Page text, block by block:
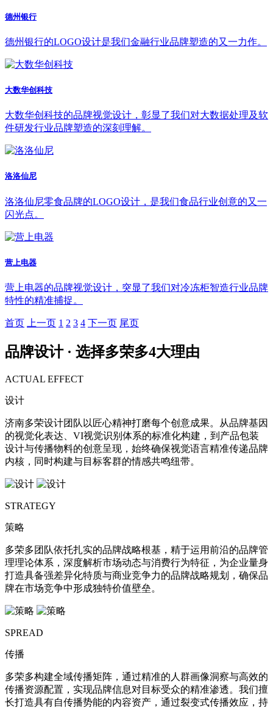
德州银行
德州银行的LOGO设计是我们金融行业品牌塑造的又一力作。
大数华创科技
大数华创科技的品牌视觉设计，彰显了我们对大数据处理及软
件研发行业品牌塑造的深刻理解。
洛洛仙尼
洛洛仙尼零食品牌的LOGO设计，是我们食品行业创意的又一
闪光点。
营上电器
营上电器的品牌视觉设计，突显了我们对冷冻柜智造行业品牌
特性的精准捕捉。
首页 上一页 1 2 3 4 下一页 尾页
品牌设计 · 选择多荣多4大理由
ACTUAL EFFECT
设计
济南多荣设计团队以匠心精神打磨每个创意成果。从品牌基因
的视觉化表达、VI视觉识别体系的标准化构建，到产品包装
设计与传播物料的创意呈现，始终确保视觉语言精准传递品牌
内核，同时构建与目标客群的情感共鸣纽带。
STRATEGY
策略
多荣多团队依托扎实的品牌战略根基，精于运用前沿的品牌管
理理论体系，深度解析市场动态与消费行为特征，为企业量身
打造具备强差异化特质与商业竞争力的品牌战略规划，确保品
牌在市场竞争中形成独特价值壁垒。
SPREAD
传播
多荣多构建全域传播矩阵，通过精准的人群画像洞察与高效的
传播资源配置，实现品牌信息对目标受众的精准渗透。我们擅
长打造具有自传播势能的内容资产，通过裂变式传播效应，持